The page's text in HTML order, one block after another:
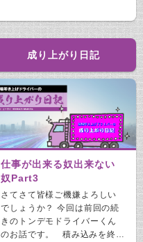
成り上がり日記
仕事が出来る奴出来ない
奴Part3
さてさて皆様ご機嫌よろしい
でしょうか？ 今回は前回の続
きのトンデモドライバーくん
のお話です。 積み込みを終